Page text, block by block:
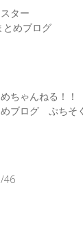
ター
とめブログ
ちゃんねる！！
ブログ ぷちそ
46